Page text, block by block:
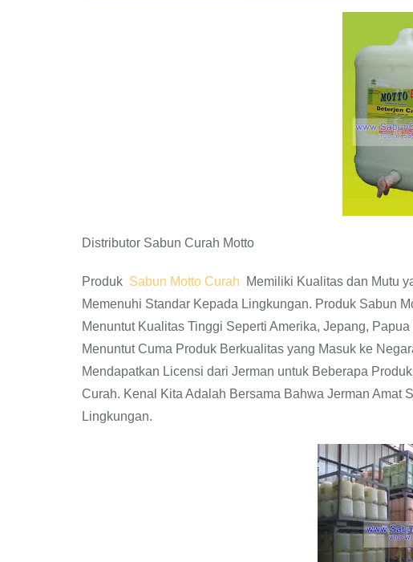
Distributor Sabun Curah Motto
Produk Sabun Motto Curah
Memiliki Kualitas dan Mutu
Memenuhi Standar Kepada Lingkungan. Produk Sabun
Menuntut Kualitas Tinggi Seperti Amerika, Jepang,
Menuntut Cuma Produk Berkualitas yang Masuk ke
Mendapatkan Licensi dari Jerman untuk Beberapa
Curah. Kenal Kita Adalah Bersama Bahwa Jerman Amat
Lingkungan.